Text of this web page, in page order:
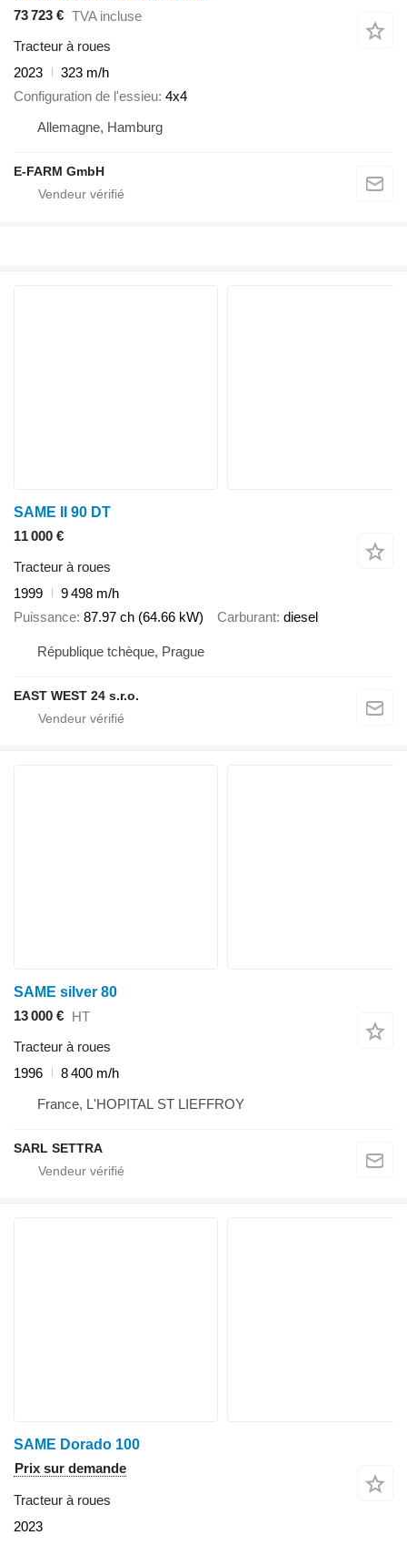
73 723 € TVA incluse
Tracteur à roues
2023
323 m/h
Configuration de l'essieu 4x4
Allemagne, Hamburg
E-FARM GmbH
SAME II 90 DT
11 000 €
Tracteur à roues
1999
9 498 m/h
Puissance 87.97 ch (64.66 kW) Carburant diesel
République tchèque, Prague
EAST WEST 24 s.r.o.
SAME silver 80
13 000 € HT
Tracteur à roues
1996
8 400 m/h
France, L'HOPITAL ST LIEFFROY
SARL SETTRA
SAME Dorado 100
Prix sur demande
Tracteur à roues
2023